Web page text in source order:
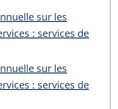
sur les
: services de
sur les
: services de